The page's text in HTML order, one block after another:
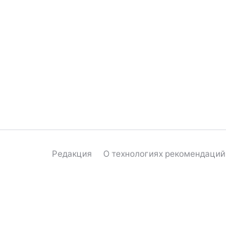
Редакция О технологиях рекомендаций